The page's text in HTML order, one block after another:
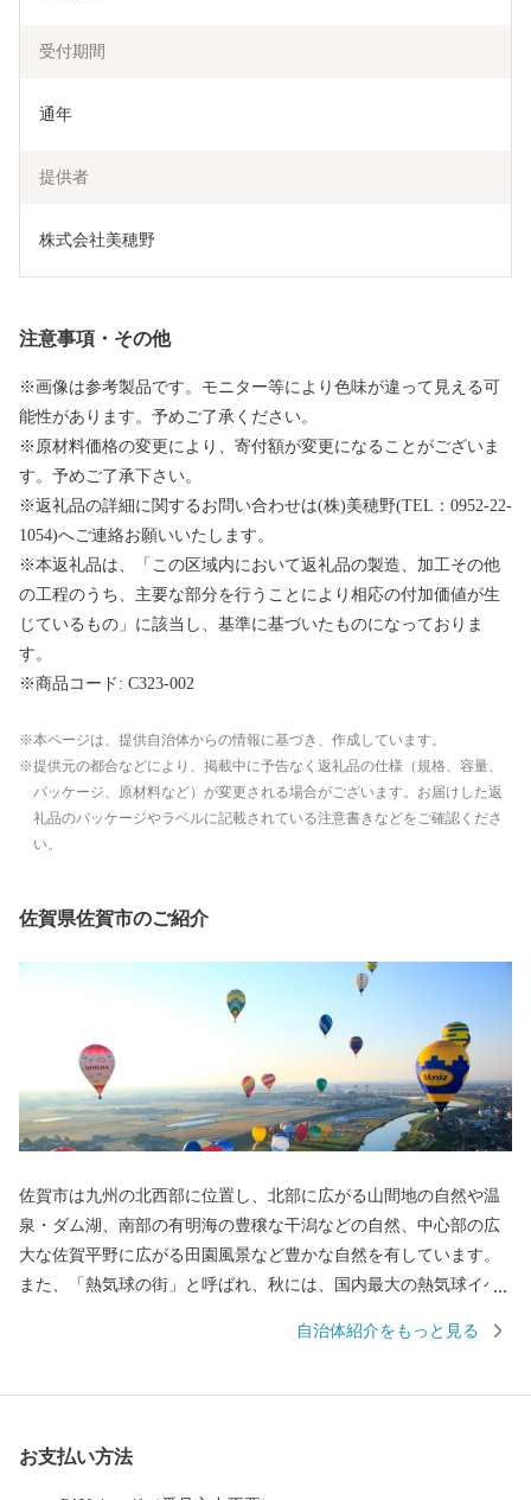
受付期間
通年
提供者
株式会社美穂野
注意事項・その他
※画像は参考製品です。モニター等により色味が違って見える可
能性があります。予めご了承ください。
※原材料価格の変更により、寄付額が変更になることがございま
す。予めご了承下さい。
※返礼品の詳細に関するお問い合わせは(株)美穂野(TEL：0952-22-
1054)へご連絡お願いいたします。
※本返礼品は、「この区域内において返礼品の製造、加工その他
の工程のうち、主要な部分を行うことにより相応の付加価値が生
じているもの」に該当し、基準に基づいたものになっておりま
す。
※商品コード: C323-002
本ページは、提供自治体からの情報に基づき、作成しています。
提供元の都合などにより、掲載中に予告なく返礼品の仕様（規格、容量、
パッケージ、原材料など）が変更される場合がございます。お届けした返
礼品のパッケージやラベルに記載されている注意書きなどをご確認くださ
い。
佐賀県佐賀市のご紹介
佐賀市は九州の北西部に位置し、北部に広がる山間地の自然や温
泉・ダム湖、南部の有明海の豊穣な干潟などの自然、中心部の広
大な佐賀平野に広がる田園風景など豊かな自然を有しています。
また、「熱気球の街」と呼ばれ、秋には、国内最大の熱気球イベ
山の熱気球が広大な佐賀平野を彩ります。 平成27年5月には、渡
た世界文化遺産「三重津海軍所跡」をはじめ、幕末維新の歴史遺
自治体紹介をもっと見る
お支払い方法